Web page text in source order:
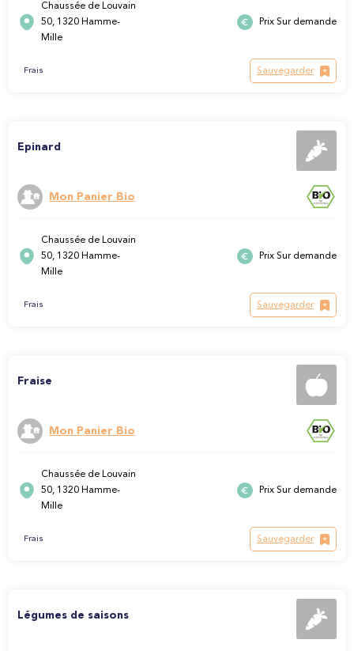
Chaussée de Louvain
50, 1320 Hamme-
Mille
Prix Sur demande
Frais Sauvegarder
Epinard
Mon Panier Bio
Chaussée de Louvain
50, 1320 Hamme-
Mille
Prix Sur demande
Frais Sauvegarder
Fraise
Mon Panier Bio
Chaussée de Louvain
50, 1320 Hamme-
Mille
Prix Sur demande
Frais Sauvegarder
Légumes de saisons